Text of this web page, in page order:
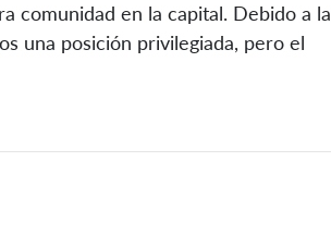
comunidad en la capital. Debido a la
una posición privilegiada, pero el